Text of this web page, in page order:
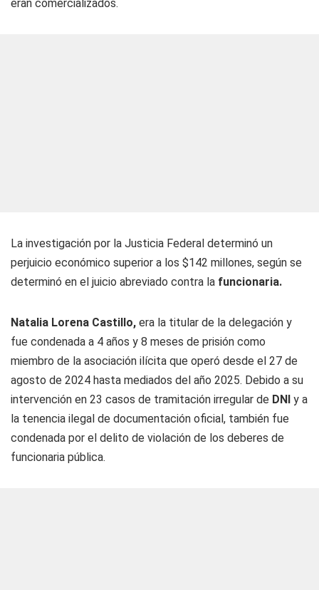
eran comercializados.
La investigación por la Justicia Federal determinó un
perjuicio económico superior a los $142 millones, según se
determinó en el juicio abreviado contra la funcionaria.
Natalia Lorena Castillo, era la titular de la delegación y
fue condenada a 4 años y 8 meses de prisión como
miembro de la asociación ilícita que operó desde el 27 de
agosto de 2024 hasta mediados del año 2025. Debido a su
intervención en 23 casos de tramitación irregular de DNI y a
la tenencia ilegal de documentación oficial, también fue
condenada por el delito de violación de los deberes de
funcionaria pública.